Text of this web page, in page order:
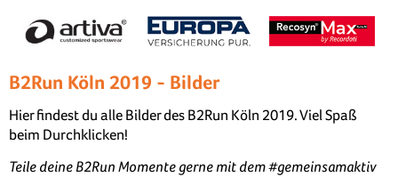
B2Run Köln 2019 - Bilder
Hier findest du alle Bilder des B2Run Köln 2019. Viel Spaß
beim Durchklicken!
Teile deine B2Run Momente gerne mit dem #gemeinsamaktiv